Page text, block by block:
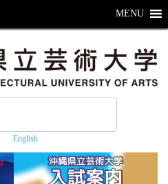
English
MENU